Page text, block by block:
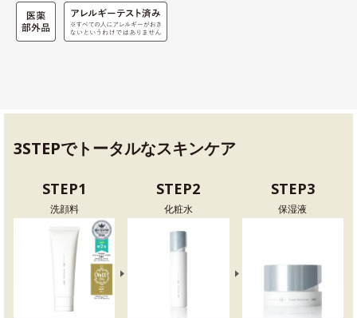
3STEPでトータルなスキンケア
STEP1
洗顔料
STEP2
化粧水
STEP3
保湿液